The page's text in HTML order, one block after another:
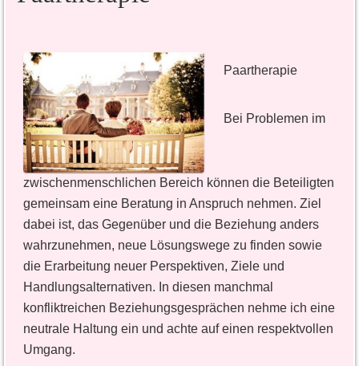
Paartherapie
Bei Problemen im
zwischenmenschlichen Bereich können die Beteiligten
gemeinsam eine Beratung in Anspruch nehmen. Ziel
dabei ist, das Gegenüber und die Beziehung anders
wahrzunehmen, neue Lösungswege zu finden sowie
die Erarbeitung neuer Perspektiven, Ziele und
Handlungsalternativen. In diesen manchmal
konfliktreichen Beziehungsgesprächen nehme ich eine
neutrale Haltung ein und achte auf einen respektvollen
Umgang.